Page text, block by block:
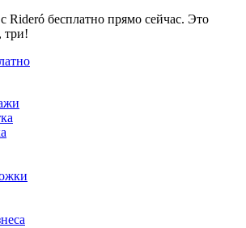
Rideró бесплатно прямо сейчас. Это
три!